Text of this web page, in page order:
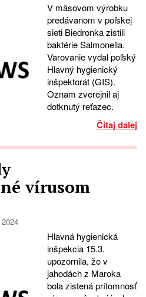
V mäsovom výrobku
predávanom v poľskej
sieti Biedronka zistili
baktérie Salmonella.
Varovanie vydal poľský
Hlavný hygienický
inšpektorát (GIS).
Oznam zverejnil aj
dotknutý reťazec.
Čítaj dalej
vírusom
Hlavná hygienická
inšpekcia 15.3.
upozornila, že v
jahodách z Maroka
bola zistená prítomnosť